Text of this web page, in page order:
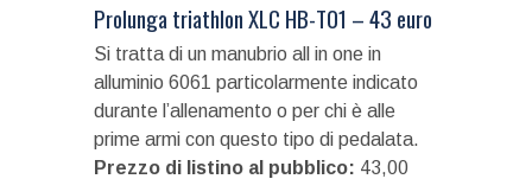
Prolunga triathlon XLC HB-T01 – 43 euro
Si tratta di un manubrio all in one in
alluminio 6061 particolarmente indicato
durante l’allenamento o per chi è alle
prime armi con questo tipo di pedalata.
Prezzo di listino al pubblico: 43,00